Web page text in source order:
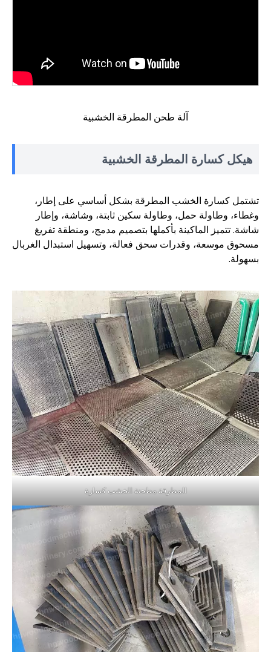
آلة طحن المطرقة الخشبية
هيكل كسارة المطرقة الخشبية
تشتمل كسارة الخشب المطرقة بشكل أساسي على إطار،
وغطاء، وطاولة حمل، وطاولة سكين ثابتة، وشاشة، وإطار
شاشة. تتميز الماكينة بأكملها بتصميم مدمج، ومنطقة تفريغ
مسحوق موسعة، وقدرات سحق فعالة، وتسهيل استبدال الغربال
بسهولة.
المطرقة مطحنة الخشب كسارة